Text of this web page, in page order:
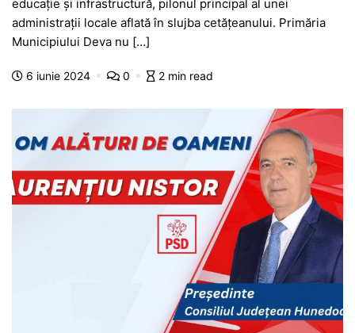
e
b
o
s
A
p
s
e
n
er gr
m
s
g
je
educație și infrastructură, pilonul principal al unei
administrații locale aflată în slujba cetățeanului. Primăria
Municipiului Deva nu […]
6 iunie 2024 0 2 min read